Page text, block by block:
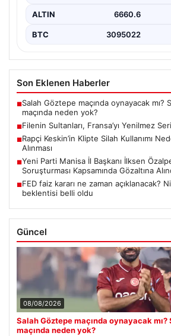
ALTIN 6660.6
BTC 3095022
Son Eklenen Haberler
■Salah Göztepe maçında oynayacak mı?
maçında neden yok?
■Filenin Sultanları, Fransa’yı Yenilmez
■Rapçi Keskin’in Klipte Silah Kullanımı
Alınması
■Yeni Parti Manisa İl Başkanı İlksen
Soruşturması Kapsamında Gözaltına
■FED faiz kararı ne zaman açıklanacak?
beklentisi belli oldu
Güncel
08/08/2026
Salah Göztepe maçında oynayacak mı?
maçında neden yok?